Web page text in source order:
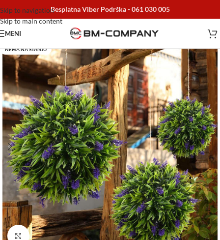
Skip to navigation
Skip to main content
Besplatna Viber Podrška -061 030 005
MENI
NEMA NA STANJU
Click to enlarge